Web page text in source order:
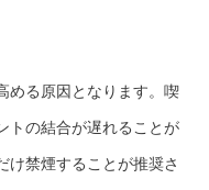
める原因となります。喫
トの結合が遅れることが
け禁煙することが推奨さ